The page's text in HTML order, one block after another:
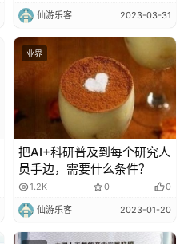
仙游乐客 2023-03-31
业界
把AI+科研普及到每个研究人
员手边，需要什么条件？
1.2K 0 0
仙游乐客 2023-01-20